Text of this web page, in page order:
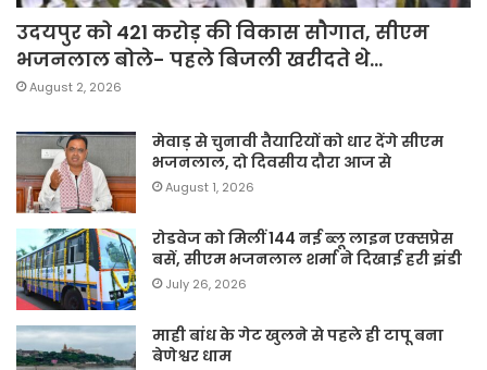
उदयपुर को 421 करोड़ की विकास सौगात, सीएम
भजनलाल बोले- पहले बिजली खरीदते थे…
August 2, 2026
मेवाड़ से चुनावी तैयारियों को धार देंगे सीएम
भजनलाल, दो दिवसीय दौरा आज से
August 1, 2026
रोडवेज को मिलीं 144 नई ब्लू लाइन एक्सप्रेस
बसें, सीएम भजनलाल शर्मा ने दिखाई हरी झंडी
July 26, 2026
माही बांध के गेट खुलने से पहले ही टापू बना
बेणेश्वर धाम